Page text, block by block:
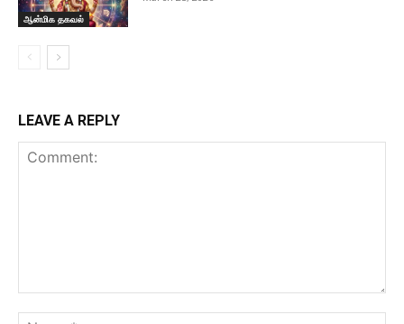
ஆன்மிக தகவல்
LEAVE A REPLY